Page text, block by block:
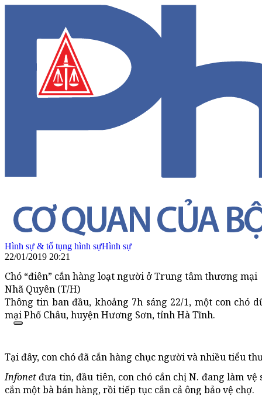
Hình sự & tố tụng hình sựHình sự
22/01/2019 20:21
Chó “điên” cắn hàng loạt người ở Trung tâm thương mại
Nhã Quyên (T/H)
Thông tin ban đầu, khoảng 7h sáng 22/1, một con chó
mại Phố Châu, huyện Hương Sơn, tỉnh Hà Tĩnh.
Tại đây, con chó đã cắn hàng chục người và nhiều tiểu
Infonetđưa tin, đầu tiên, con chó cắn chị N. đang làm
cắn một bà bán hàng, rồi tiếp tục cắn cả ông bảo vệ chợ.